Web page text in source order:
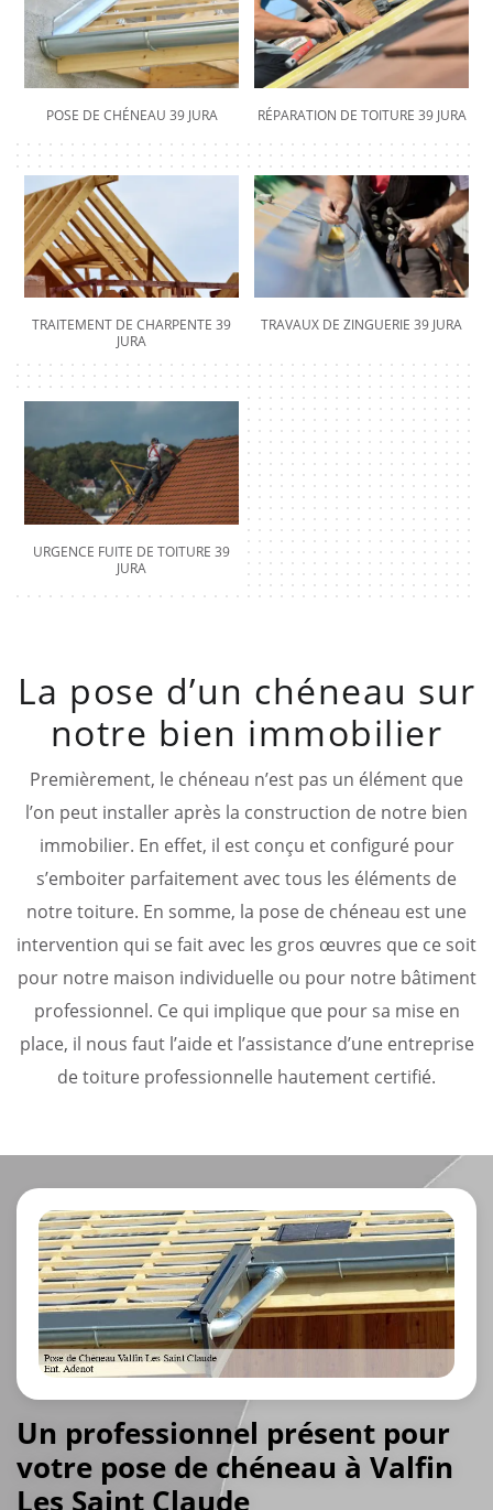
POSE DE CHÉNEAU 39 JURA RÉPARATION DE TOITURE 39 JURA
TRAITEMENT DE CHARPENTE 39
JURA
TRAVAUX DE ZINGUERIE 39 JURA
URGENCE FUITE DE TOITURE 39
JURA
La pose d’un chéneau sur
notre bien immobilier
Premièrement, le chéneau n’est pas un élément que
l’on peut installer après la construction de notre bien
immobilier. En effet, il est conçu et configuré pour
s’emboiter parfaitement avec tous les éléments de
notre toiture. En somme, la pose de chéneau est une
intervention qui se fait avec les gros œuvres que ce soit
pour notre maison individuelle ou pour notre bâtiment
professionnel. Ce qui implique que pour sa mise en
place, il nous faut l’aide et l’assistance d’une entreprise
de toiture professionnelle hautement certifié.
Un professionnel présent pour
votre pose de chéneau à Valfin
Les Saint Claude